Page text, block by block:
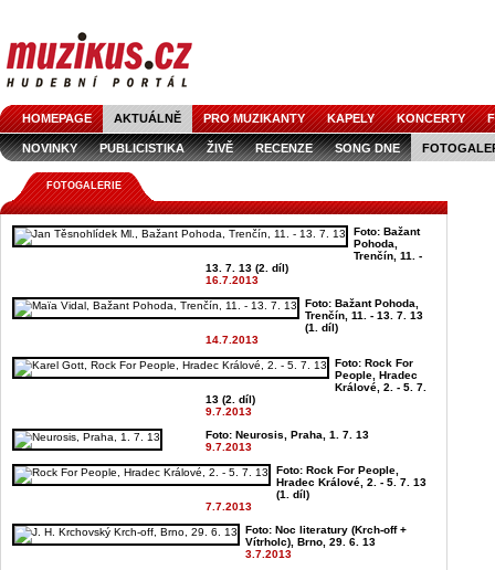
HOMEPAGE AKTUÁLNĚ PRO MUZIKANTY KAPELY KONCERTY
NOVINKY PUBLICISTIKA ŽIVĚ RECENZE SONG DNE
FOTOGALERIE
Foto: Bažant
Pohoda,
Trenčín, 11. -
13. 7. 13 (2. díl)
16.7.2013
Foto: Bažant Pohoda,
Trenčín, 11. - 13. 7. 13
(1. díl)
14.7.2013
Foto: Rock For
People, Hradec
Králové, 2. - 5. 7.
13 (2. díl)
9.7.2013
Foto: Neurosis, Praha, 1. 7. 13
9.7.2013
Foto: Rock For People,
Hradec Králové, 2. - 5. 7. 13
(1. díl)
7.7.2013
Foto: Noc literatury (Krch-off +
Vítrholc), Brno, 29. 6. 13
3.7.2013